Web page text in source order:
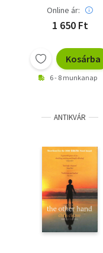
Online ár:
1 650 Ft
Kosárba
6 - 8 munkanap
ANTIKVÁR